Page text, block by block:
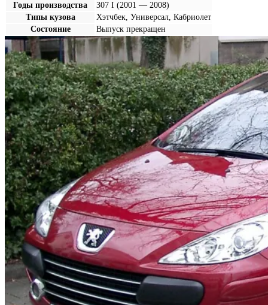
Годы производства
307 I (2001 — 2008)
Типы кузова
Хэтчбек, Универсал, Кабриолет
Состояние
Выпуск прекращен